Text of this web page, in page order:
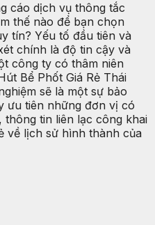
cáo dịch vụ thông tắc
thế nào để bạn chọn
tín? Yếu tố đầu tiên và
chính là độ tin cậy và
công ty có thâm niên
Bể Phốt Giá Rẻ Thái
sẽ là một sự bảo
ưu tiên những đơn vị có
tin liên lạc công khai
về lịch sử hình thành của